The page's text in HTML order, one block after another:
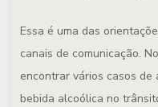
Essa é uma das
canais de comunicação.
encontrar vários casos
bebida alcoólica no